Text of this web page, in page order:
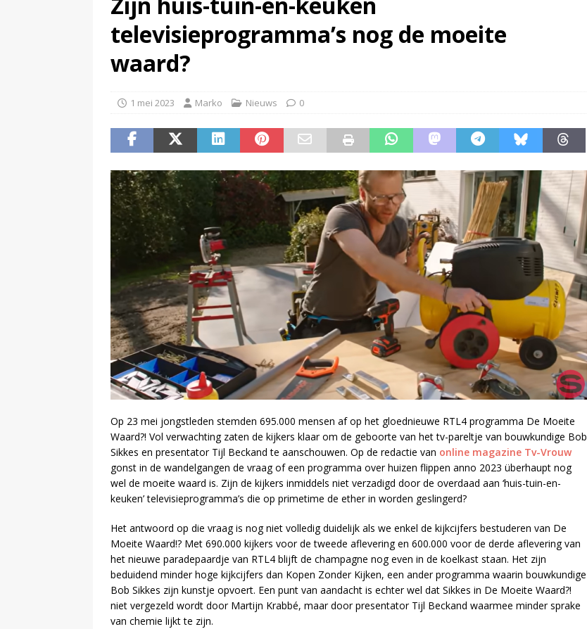
televisieprogramma’s nog de moeite
waard?
1 mei 2023 Marko Nieuws 0
Op 23 mei jongstleden stemden 695.000 mensen af op het gloednieuwe RTL4 programma De Moeite
Waard?! Vol verwachting zaten de kijkers klaar om de geboorte van het tv-pareltje van bouwkundige Bob
Sikkes en presentator Tijl Beckand te aanschouwen. Op de redactie van online magazine Tv-Vrouw
gonst in de wandelgangen de vraag of een programma over huizen flippen anno 2023 überhaupt nog
wel de moeite waard is. Zijn de kijkers inmiddels niet verzadigd door de overdaad aan ‘huis-tuin-en-
keuken’ televisieprogramma’s die op primetime de ether in worden geslingerd?
Het antwoord op die vraag is nog niet volledig duidelijk als we enkel de kijkcijfers bestuderen van De
Moeite Waard!? Met 690.000 kijkers voor de tweede aflevering en 600.000 voor de derde aflevering van
het nieuwe paradepaardje van RTL4 blijft de champagne nog even in de koelkast staan. Het zijn
beduidend minder hoge kijkcijfers dan Kopen Zonder Kijken, een ander programma waarin bouwkundige
Bob Sikkes zijn kunstje opvoert. Een punt van aandacht is echter wel dat Sikkes in De Moeite Waard?!
niet vergezeld wordt door Martijn Krabbé, maar door presentator Tijl Beckand waarmee minder sprake
van chemie lijkt te zijn.